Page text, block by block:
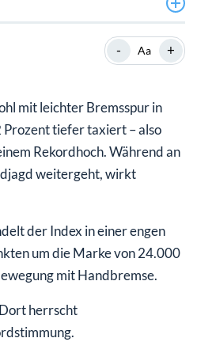
& Einzelaktien
- Aa +
mit leichter Bremsspur in
tiefer taxiert – also
Rekordhoch. Während an
weitergeht, wirkt
der Index in einer engen
um die Marke von 24.000
mit Handbremse.
herrscht